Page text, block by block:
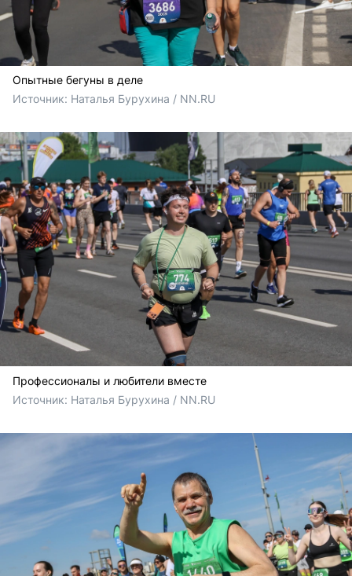
Опытные бегуны в деле
Источник: Наталья Бурухина / NN.RU
Профессионалы и любители вместе
Источник: Наталья Бурухина / NN.RU